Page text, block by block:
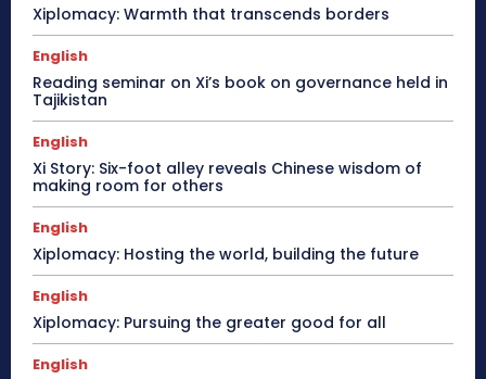
Xiplomacy: Warmth that transcends borders
English
Reading seminar on Xi’s book on governance held in
Tajikistan
English
Xi Story: Six-foot alley reveals Chinese wisdom of
making room for others
English
Xiplomacy: Hosting the world, building the future
English
Xiplomacy: Pursuing the greater good for all
English